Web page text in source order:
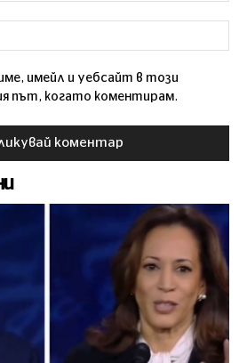
имейл и уебсайт в този
път, когато коментирам.